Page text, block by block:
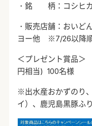
・銘 柄：コシヒカ
・販売店舗：おいど
ヨー他 ※7/26以降
＜プレゼント賞品＞
円相当) 100名様
※出水産おかずのり
イ）、鹿児島黒豚